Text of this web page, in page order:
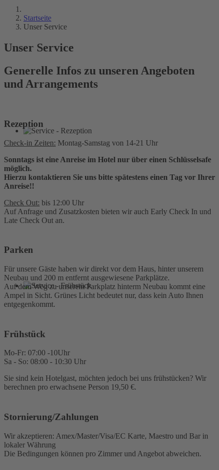
Startseite
Unser Service
Unser Service
Generelle Infos zu unseren Angeboten
und Arrangements
Rezeption
Check-in Zeiten: Montag-Samstag von 14-21 Uhr
Sonntags ist eine Anreise im Hotel nur über einen Schlüsselsafe
möglich.
Hierzu kontaktieren Sie uns bitte spätestens einen Tag vor Ihrer
Anreise!!
Check Out: bis 12:00 Uhr
Auf Anfrage und Zusatzkosten bieten wir auch Early Check In und
Late Check Out an.
Parken
Für unsere Gäste haben wir direkt vor dem Haus, hinter unserem
Neubau und 200 m entfernt ausgewiesene Parkplätze.
Auf dem Weg zu unserem Parkplatz hinterm Neubau kommt eine
Ampel in Sicht. Grünes Licht bedeutet nur, dass kein Auto Ihnen
entgegenkommt.
Frühstück
Mo-Fr: 07:00 -10Uhr
Sa - So: 08:00 - 10:30 Uhr
Sie sind kein Hotelgast, möchten jedoch bei uns frühstücken? Wir
berechnen pro erwachsene Person 19,50 €.
Stornierung/Zahlungen
Wir akzeptieren: Amex/Master/Visa/EC Karte, Maestro und Bar in
lokaler Währung
Die Bedingungen können pro Zimmer und Angebot abweichen.